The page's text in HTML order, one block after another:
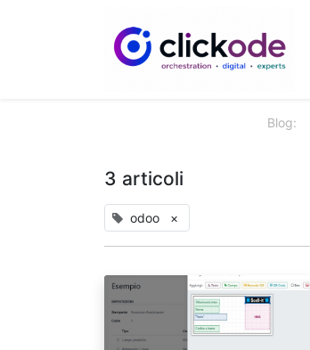
Blog:
3 articoli
odoo ×